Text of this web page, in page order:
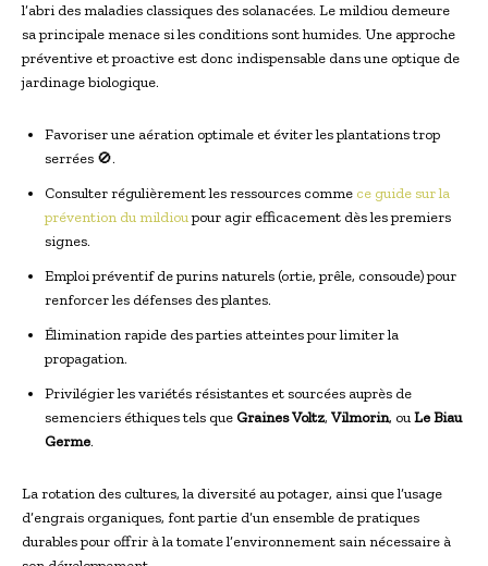
l’abri des maladies classiques des solanacées. Le mildiou demeure
sa principale menace si les conditions sont humides. Une approche
préventive et proactive est donc indispensable dans une optique de
jardinage biologique.
Favoriser une aération optimale et éviter les plantations trop
serrées 🚫.
Consulter régulièrement les ressources comme ce guide sur la
prévention du mildioupour agir efficacement dès les premiers
signes.
Emploi préventif de purins naturels (ortie, prêle, consoude) pour
renforcer les défenses des plantes.
Élimination rapide des parties atteintes pour limiter la
propagation.
Privilégier les variétés résistantes et sourcées auprès de
semenciers éthiques tels que Graines Voltz, Vilmorin, ouLe Biau
Germe.
La rotation des cultures, la diversité au potager, ainsi que l’usage
d’engrais organiques, font partie d’un ensemble de pratiques
durables pour offrir à la tomate l’environnement sain nécessaire à